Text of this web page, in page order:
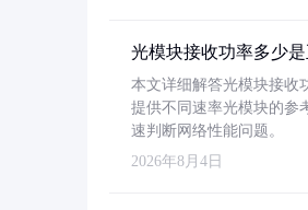
光模块接收功率多少是
本文详细解答光模块接收
提供不同速率光模块的参
速判断网络性能问题。
2026年8月4日